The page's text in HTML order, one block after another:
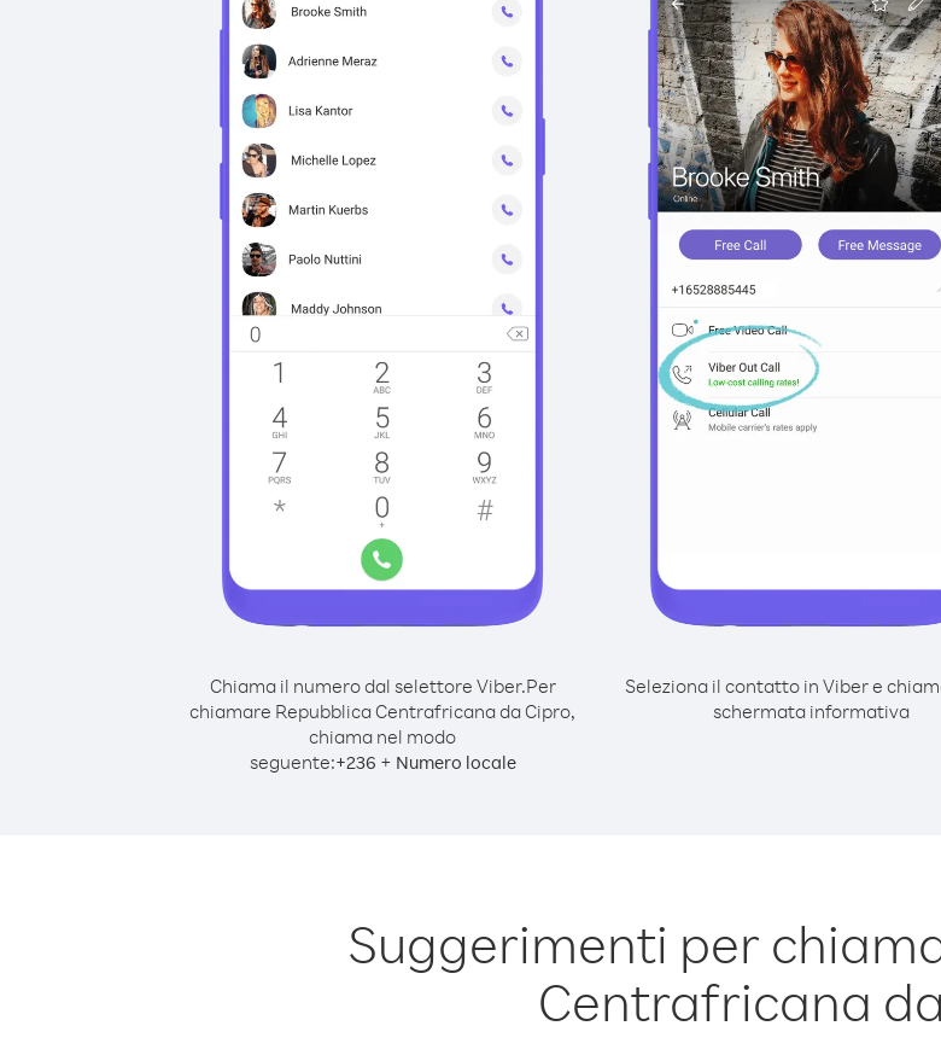
Chiama il numero dal selettore Viber.Per
chiamare Repubblica Centrafricana da Cipro,
chiama nel modo
seguente:+236 + Numero locale
Seleziona il contatto in Viber e
schermata informativa
Suggerimenti per
Centrafricana